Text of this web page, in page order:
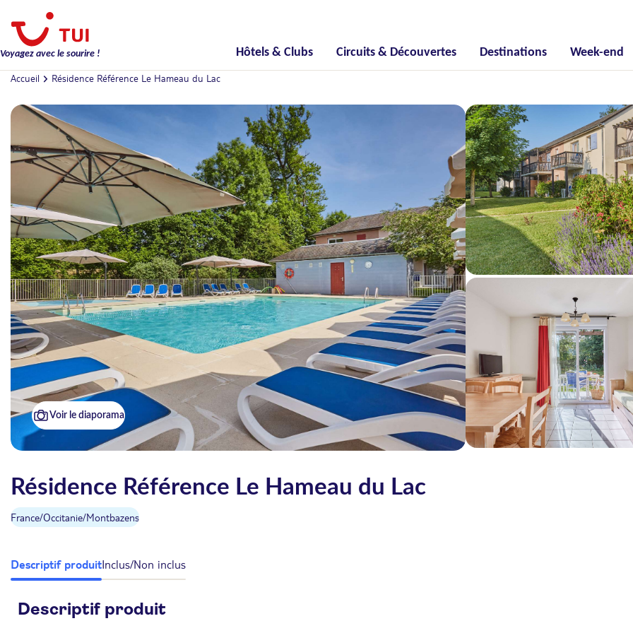
Voyagez avec le sourire ! Hôtels & Clubs Circuits & Découvertes Destinations Week-end
Accueil Résidence Référence Le Hameau du Lac
Voir le diaporama
Résidence Référence Le Hameau du Lac
France/Occitanie/Montbazens
Descriptif produitInclus/Non inclus
Descriptif produit